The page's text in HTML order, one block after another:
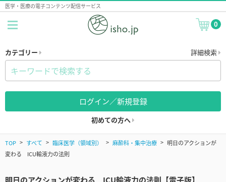
医学・医療の電子コンテンツ配信サービス
0
カテゴリー 詳細検索
ログイン／新規登録
初めての方へ
TOP すべて 臨床医学（領域別） 麻酔科・集中治療
明日のアクションが
変わる ICU輸液力の法則
明日のアクションが変わる ICU輸液力の法則【電子版】